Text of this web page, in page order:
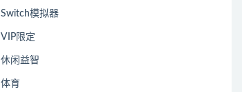
Switch模拟器
VIP限定
休闲益智
体育